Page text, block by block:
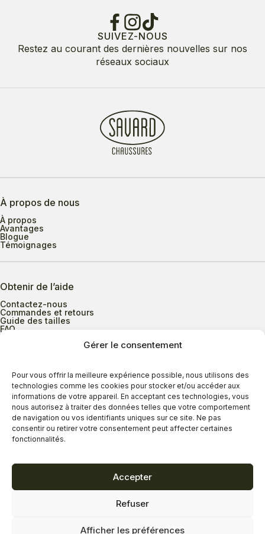
Gérer le consentement
Pour vous offrir la meilleure expérience possible, nous utilisons des
technologies comme les cookies pour stocker et/ou accéder aux
informations de votre appareil. En acceptant ces technologies, vous
nous autorisez à traiter des données telles que votre comportement
de navigation ou vos identifiants uniques sur ce site. Ne pas
consentir ou retirer votre consentement peut affecter certaines
fonctionnalités.
Accepter
Refuser
Afficher les préférences
SUIVEZ-NOUS
Restez au courant des dernières nouvelles sur nos
réseaux sociaux
À propos de nous
À propos
Avantages
Blogue
Témoignages
Obtenir de l’aide
Contactez-nous
Commandes et retours
Guide des tailles
FAQ
Heures d’ouverture
Lundi au mercredi
9h00 à 17h30
Jeudi
9h00 à 20h00
Vendredi
9h00 à 18h00
Dimanche
11h00 à 16h30